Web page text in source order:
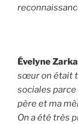
Évelyne
sœur on était
sociales
père et ma
On a été très